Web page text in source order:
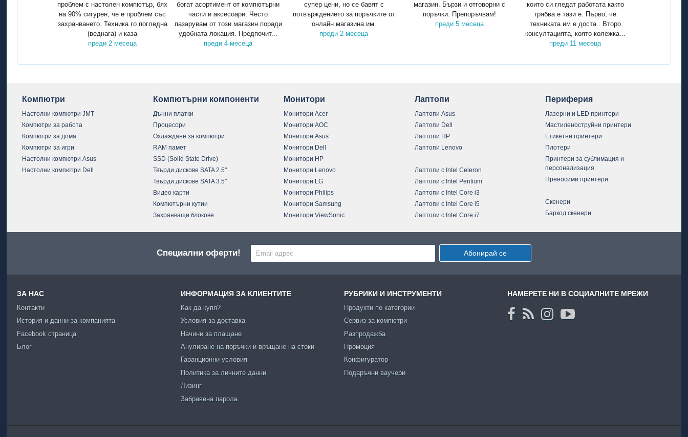
проблем с настолен компютър, бях
на 90% сигурен, че е проблем със
захранването. Техника го погледна
(веднага) и каза
преди 2 месеца
богат асортимент от компютърни
части и аксесоари. Често
пазарувам от този магазин поради
удобната локация. Предпочит...
преди 4 месеца
супер цени, но се бавят с
потвърждението за поръчките от
онлайн магазина им.
преди 2 месеца
магазин. Бързи и отговорни с
поръчки. Препоръчвам!
преди 5 месеца
които си гледат работата както
трябва е тази е. Първо, че
техниката им е доста . Второ
консултацията, която колежка...
преди 11 месеца
Компютри
Настолни компютри JMT
Компютри за работа
Компютри за дома
Компютри за игри
Настолни компютри Asus
Настолни компютри Dell
Компютърни компоненти
Дънни платки
Процесори
Охлаждане за компютри
RAM памет
SSD (Solid State Drive)
Твърди дискове SATA 2.5"
Твърди дискове SATA 3.5"
Видео карти
Компютърни кутии
Захранващи блокове
Монитори
Монитори Acer
Монитори AOC
Монитори Asus
Монитори Dell
Монитори HP
Монитори Lenovo
Монитори LG
Монитори Philips
Монитори Samsung
Монитори ViewSonic
Лаптопи
Лаптопи Asus
Лаптопи Dell
Лаптопи HP
Лаптопи Lenovo
Лаптопи с Intel Celeron
Лаптопи с Intel Pentium
Лаптопи с Intel Core i3
Лаптопи с Intel Core i5
Лаптопи с Intel Core i7
Периферия
Лазерни и LED принтери
Мастиленоструйни принтери
Етикетни принтери
Плотери
Принтери за сублимация и
персонализация
Преносими принтери
Скенери
Баркод скенери
Специални оферти! Абонирай се
ЗА НАС
Контакти
История и данни за компанията
Facebook страница
Блог
ИНФОРМАЦИЯ ЗА КЛИЕНТИТЕ
Как да купя?
Условия за доставка
Начини за плащане
Анулиране на поръчки и връщане на стоки
Гаранционни условия
Политика за личните данни
Лизинг
Забравена парола
РУБРИКИ И ИНСТРУМЕНТИ
Продукти по категории
Сервиз за компютри
Разпродажба
Промоция
Конфигуратор
Подаръчни ваучери
НАМЕРЕТЕ НИ В СОЦИАЛНИТЕ МРЕЖИ